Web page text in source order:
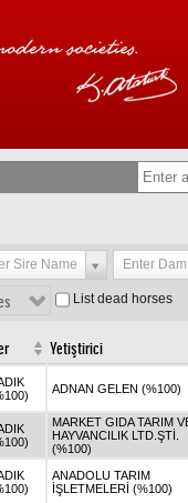
Sire Name Enter
List dead horses
Yetiştirici
ADNAN GELEN (%100)
MARKET GIDA TARIM
HAYVANCILIK LTD.ŞTİ.
(%100)
ANADOLU TARIM
İŞLETMELERİ (%100)